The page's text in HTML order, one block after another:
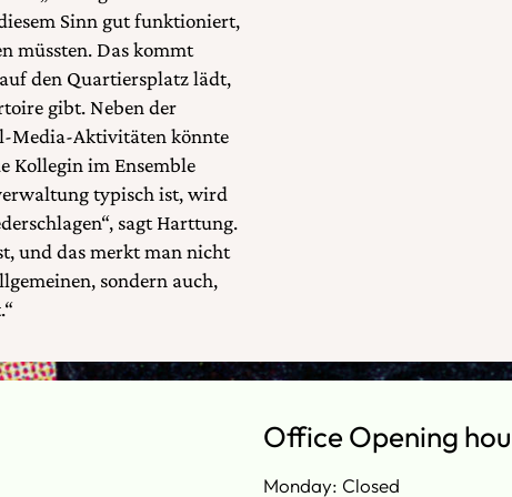
Sinn gut funktioniert,
müssten. Das kommt
den Quartiersplatz lädt,
gibt. Neben der
Media-Aktivitäten könnte
Kollegin im Ensemble
typisch ist, wird
sagt Harttung.
und das merkt man nicht
sondern auch,
Office Opening
Monday: Closed